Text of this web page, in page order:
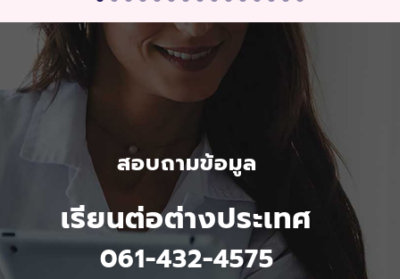
สอบถามข้อมูล
เรียนต่อต่างประเทศ
061-432-4575